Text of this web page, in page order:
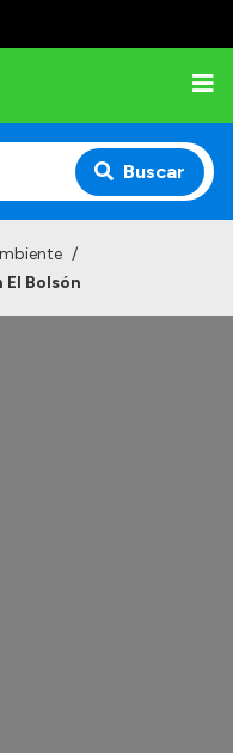
Buscar
/
Bolsón